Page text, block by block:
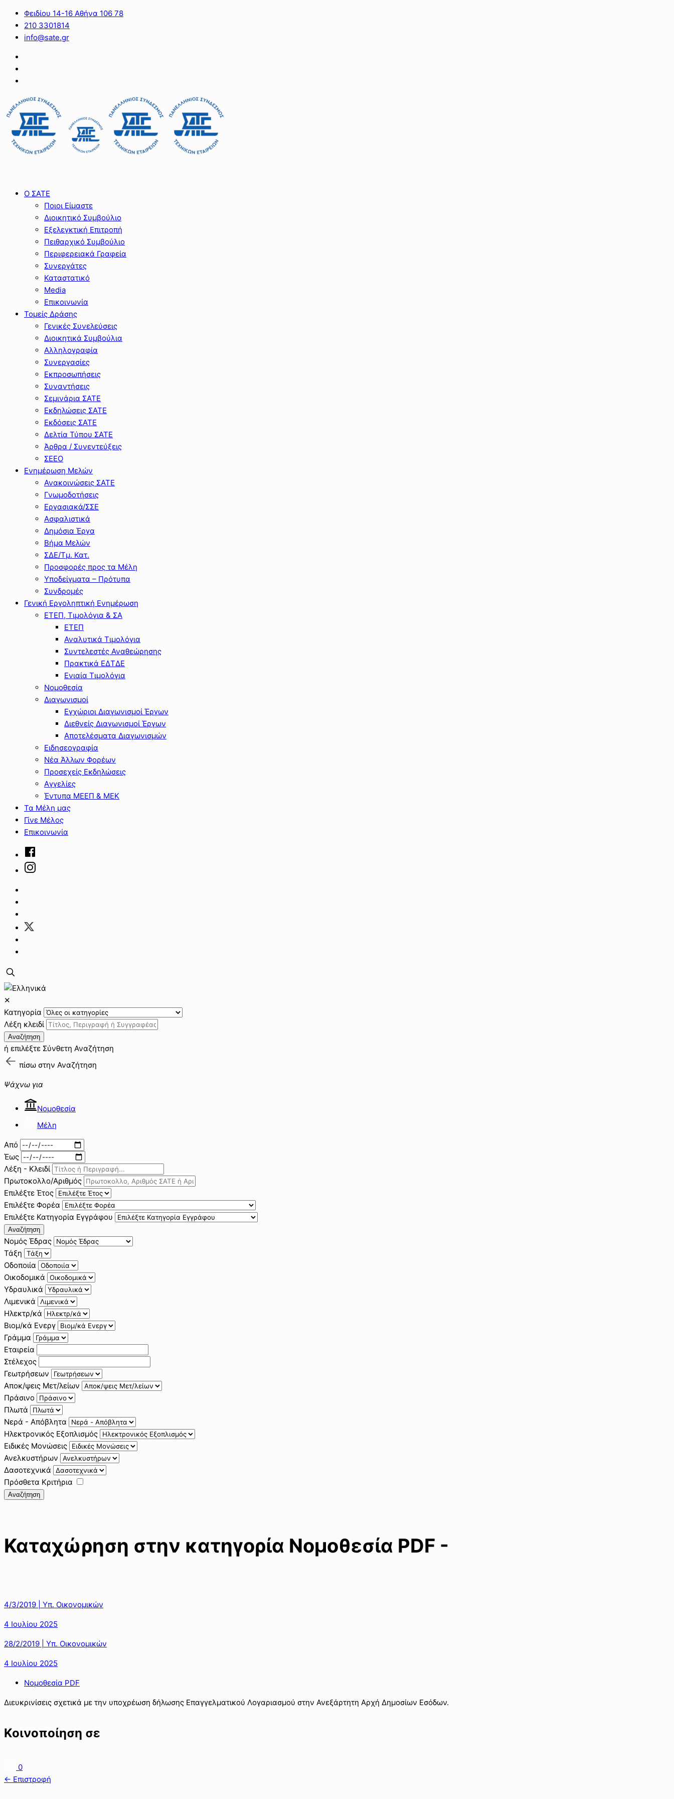
Φειδίου 14-16 Αθήνα 106 78
210 3301814
info@sate.gr
Ο ΣΑΤΕ
Ποιοι Είμαστε
Διοικητικό Συμβούλιο
Εξελεγκτική Επιτροπή
Πειθαρχικό Συμβούλιο
Περιφερειακά Γραφεία
Συνεργάτες
Καταστατικό
Media
Επικοινωνία
Τομείς Δράσης
Γενικές Συνελεύσεις
Διοικητικά Συμβούλια
Αλληλογραφία
Συνεργασίες
Εκπροσωπήσεις
Συναντήσεις
Σεμινάρια ΣΑΤΕ
Εκδηλώσεις ΣΑΤΕ
Εκδόσεις ΣΑΤΕ
Δελτία Τύπου ΣΑΤΕ
Άρθρα / Συνεντεύξεις
ΣΕΕΟ
Ενημέρωση Μελών
Ανακοινώσεις ΣΑΤΕ
Γνωμοδοτήσεις
Εργασιακά/ΣΣΕ
Ασφαλιστικά
Δημόσια Έργα
Βήμα Μελών
ΣΔΕ/Τμ. Κατ.
Προσφορές προς τα Μέλη
Υποδείγματα – Πρότυπα
Συνδρομές
Γενική Εργοληπτική Ενημέρωση
ΕΤΕΠ, Τιμολόγια & ΣΑ
ΕΤΕΠ
Αναλυτικά Τιμολόγια
Συντελεστές Αναθεώρησης
Πρακτικά ΕΔΤΔΕ
Ενιαία Τιμολόγια
Νομοθεσία
Διαγωνισμοί
Εγχώριοι Διαγωνισμοί Έργων
Διεθνείς Διαγωνισμοί Έργων
Αποτελέσματα Διαγωνισμών
Ειδησεογραφία
Νέα Άλλων Φορέων
Προσεχείς Εκδηλώσεις
Αγγελίες
Έντυπα ΜΕΕΠ & ΜΕΚ
Τα Μέλη μας
Γίνε Μέλος
Επικοινωνία
✕
Κατηγορία
Λέξη κλειδί
Αναζήτηση
ή επιλέξτε Σύνθετη Αναζήτηση
πίσω στην Αναζήτηση
Ψάχνω για
Νομοθεσία
Μέλη
Από
Έως
Λέξη - Κλειδί
Πρωτοκολλο/Αριθμός
Επιλέξτε Έτος
Επιλέξτε Φορέα
Επιλέξτε Κατηγορία Εγγράφου
Αναζήτηση
Νομός Έδρας
Τάξη
Οδοποιία
Οικοδομικά
Υδραυλικά
Λιμενικά
Ηλεκτρ/κά
Βιομ/κά Ενεργ
Γράμμα
Εταιρεία
Στέλεχος
Γεωτρήσεων
Αποκ/ψεις Μετ/λείων
Πράσινο
Πλωτά
Νερά - Απόβλητα
Ηλεκτρονικός Εξοπλισμός
Ειδικές Μονώσεις
Ανελκυστήρων
Δασοτεχνικά
Πρόσθετα Κριτήρια
Αναζήτηση
Καταχώρηση στην κατηγορία Νομοθεσία PDF -
4/3/2019 | Υπ. Οικονομικών
4 Ιουλίου 2025
28/2/2019 | Υπ. Οικονομικών
4 Ιουλίου 2025
Νομοθεσία PDF
Διευκρινίσεις σχετικά με την υποχρέωση δήλωσης Επαγγελματικού Λογαριασμού στην Ανεξάρτητη Αρχή Δημοσίων Εσόδων.
Κοινοποίηση σε
0
← Επιστροφή